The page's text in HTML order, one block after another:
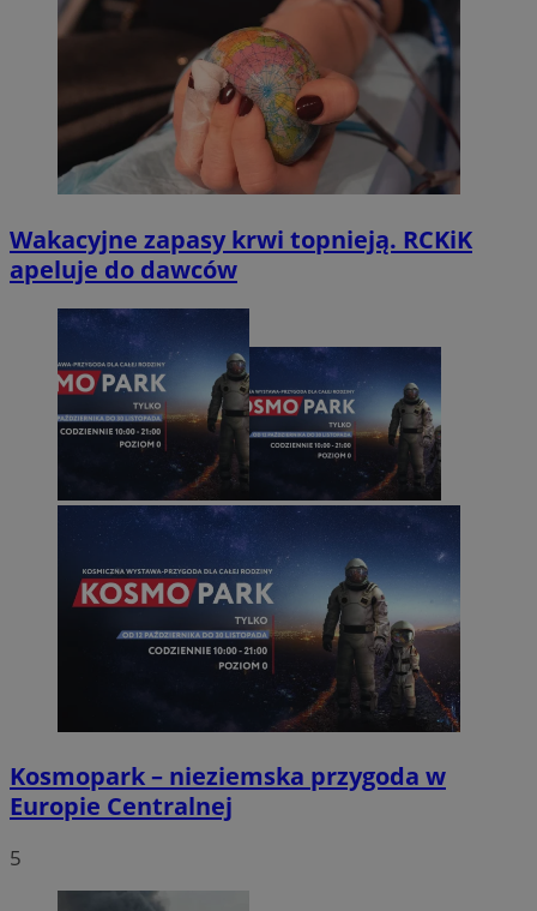
Wakacyjne zapasy krwi topnieją. RCKiK
apeluje do dawców
Kosmopark – nieziemska przygoda w
Europie Centralnej
5